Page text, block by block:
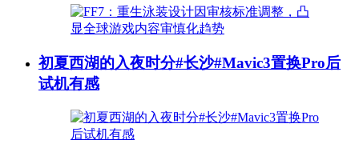
初夏西湖的入夜时分#长沙#Mavic3置换Pro后
试机有感